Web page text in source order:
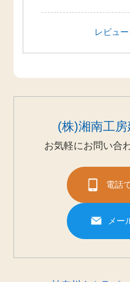
レビュ
(株)湘南工
お気軽にお問い合
電話
メー